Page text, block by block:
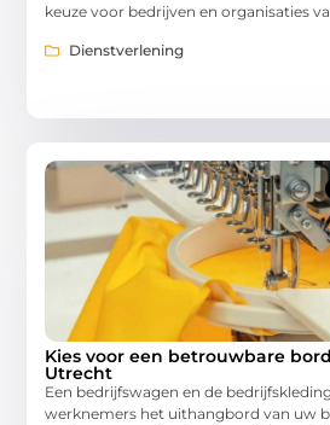
keuze voor bedrijven en organisaties
Dienstverlening
Kies voor een betrouwbare
Utrecht
Een bedrijfswagen en de
werknemers het uithangbord van uw